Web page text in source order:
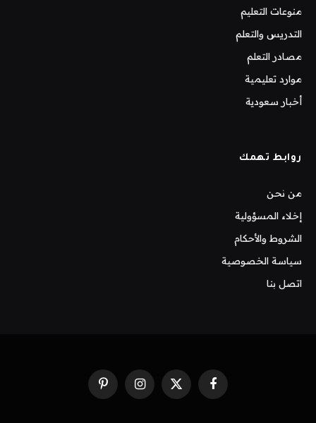
منوعات التعليم
التدريس والتعلم
مصادر التعلم
موارد تعليمية
أخبار سعودية
روابط تهمك
من نحن
إخلاء المسؤولية
الشروط والأحكام
سياسة الخصوصية
اتصل بنا
فيسبوك X
(Twitter)
الانستغرامبينتيريست